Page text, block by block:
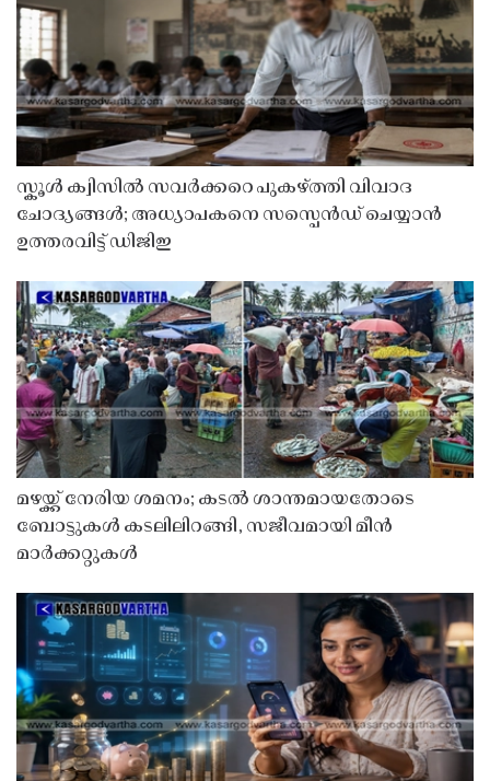
സ്കൂൾ ക്വിസിൽ സവർക്കറെ പുകഴ്ത്തി വിവാദ
ചോദ്യങ്ങൾ; അധ്യാപകനെ സസ്പെൻഡ് ചെയ്യാൻ
ഉത്തരവിട്ട് ഡിജിഇ
മഴയ്ക്ക് നേരിയ ശമനം; കടൽ ശാന്തമായതോടെ
ബോട്ടുകൾ കടലിലിറങ്ങി, സജീവമായി മീൻ
മാർക്കറ്റുകൾ